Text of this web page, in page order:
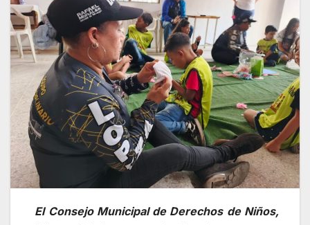
‎ El Consejo Municipal de Derechos de Niños,